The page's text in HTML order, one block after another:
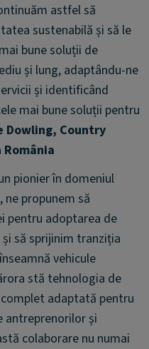
astfel să
sustenabilă și să le
bune soluții de
și lung, adaptându-ne
și identificând
mai bune soluții pentru
Dowling, Country
pionier în domeniul
propunem să
pentru adoptarea de
să sprijinim tranziția
vehicule
stă tehnologia de
adaptată pentru
antreprenorilor și
colaborare nu numai